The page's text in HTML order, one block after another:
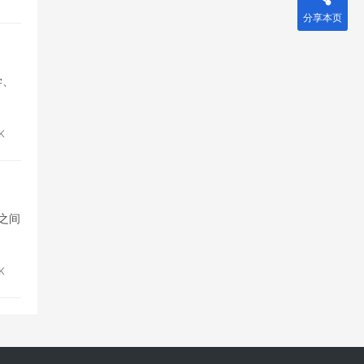
间
分享本页